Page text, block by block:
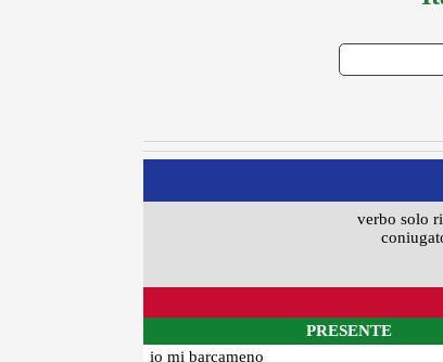
verbo solo
PRESENTE
io mi barcameno